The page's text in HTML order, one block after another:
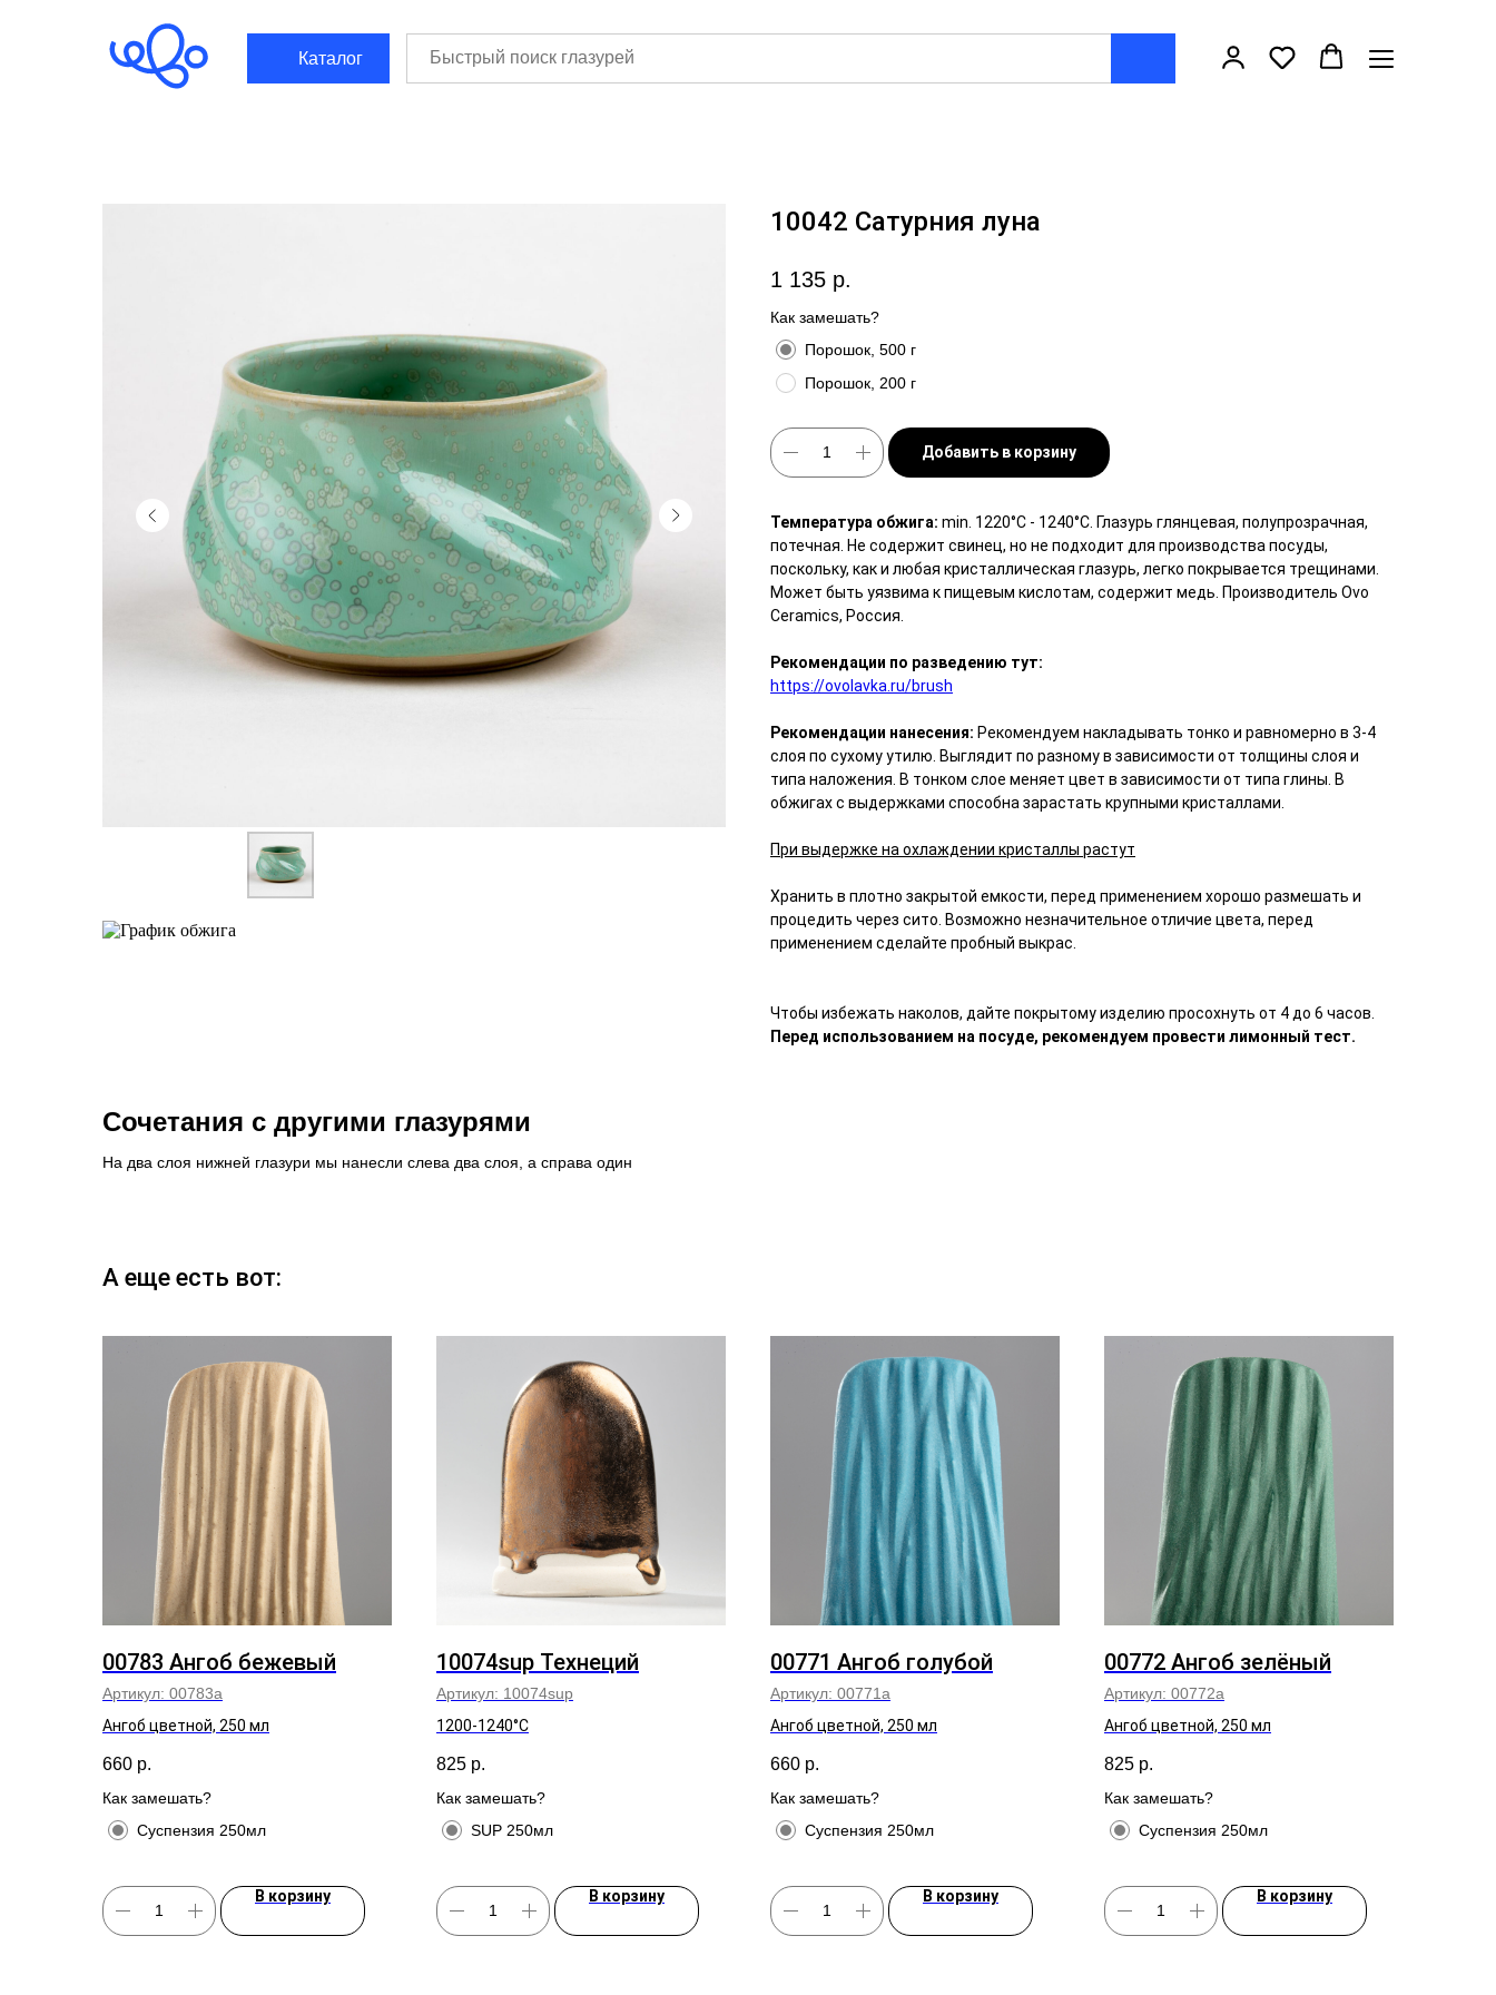
Каталог
10042 Сатурния луна
1 135 р.
Как замешать?
Порошок, 500 г
Порошок, 200 г
Добавить в корзину
Температура обжига: min. 1220°С - 1240°С. Глазурь глянцевая, полупрозрачная,
потечная. Не содержит свинец, но не подходит для производства посуды,
поскольку, как и любая кристаллическая глазурь, легко покрывается трещинами.
Может быть уязвима к пищевым кислотам, содержит медь. Производитель Ovo
Ceramics, Россия.
Рекомендации по разведению тут:
https://ovolavka.ru/brush
Рекомендации нанесения: Рекомендуем накладывать тонко и равномерно в 3-4
слоя по сухому утилю. Выглядит по разному в зависимости от толщины слоя и
типа наложения. В тонком слое меняет цвет в зависимости от типа глины. В
обжигах с выдержками способна зарастать крупными кристаллами.
При выдержке на охлаждении кристаллы растут
Хранить в плотно закрытой емкости, перед применением хорошо размешать и
процедить через сито. Возможно незначительное отличие цвета, перед
применением сделайте пробный выкрас.
Чтобы избежать наколов, дайте покрытому изделию просохнуть от 4 до 6 часов.
Перед использованием на посуде, рекомендуем провести лимонный тест.
Сочетания с другими глазурями
На два слоя нижней глазури мы нанесли слева два слоя, а справа один
А еще есть вот:
00783 Ангоб бежевый
Артикул: 00783а
Ангоб цветной, 250 мл
660 р.
Как замешать?
Суспензия 250мл
В корзину
10074sup Технеций
Артикул: 10074sup
1200-1240°C
825 р.
Как замешать?
SUP 250мл
В корзину
00771 Ангоб голубой
Артикул: 00771а
Ангоб цветной, 250 мл
660 р.
Как замешать?
Суспензия 250мл
В корзину
00772 Ангоб зелёный
Артикул: 00772а
Ангоб цветной, 250 мл
825 р.
Как замешать?
Суспензия 250мл
В корзину